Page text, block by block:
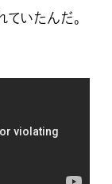
いたんだ。